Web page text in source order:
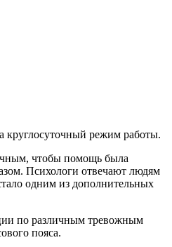
круглосуточный режим работы.
чтобы помощь была
Психологи отвечают людям
одним из дополнительных
по различным тревожным
пояса.